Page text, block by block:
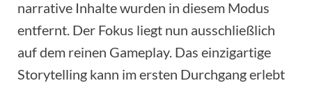
narrative Inhalte wurden in diesem Modus
entfernt. Der Fokus liegt nun ausschließlich
auf dem reinen Gameplay. Das einzigartige
Storytelling kann im ersten Durchgang erlebt